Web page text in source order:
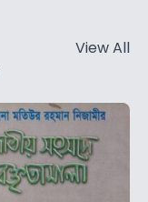
View All